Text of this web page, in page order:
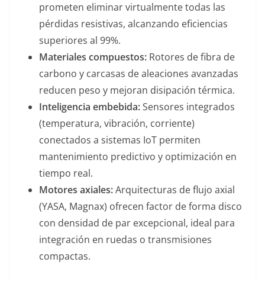
prometen eliminar virtualmente todas las
pérdidas resistivas, alcanzando eficiencias
superiores al 99%.
Materiales compuestos: Rotores de fibra de
carbono y carcasas de aleaciones avanzadas
reducen peso y mejoran disipación térmica.
Inteligencia embebida:Sensores integrados
(temperatura, vibración, corriente)
conectados a sistemas IoT permiten
mantenimiento predictivo y optimización en
tiempo real.
Motores axiales:Arquitecturas de flujo axial
(YASA, Magnax) ofrecen factor de forma disco
con densidad de par excepcional, ideal para
integración en ruedas o transmisiones
compactas.